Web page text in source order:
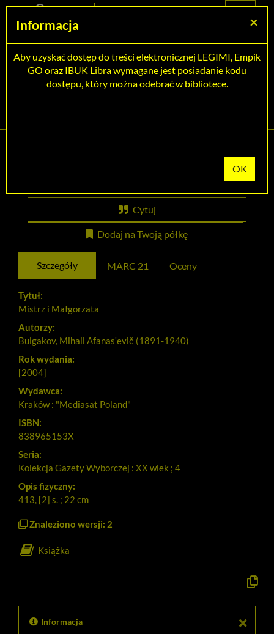
główne
główna
strona
główna
Menu
Wszystkie pola
Rozszerzone
Tytuł pozycji:
Cytuj
Dodaj na Twoją półkę
Szczegóły MARC 21 Oceny
Tytuł:
Mistrz i Małgorzata
Autorzy:
Bulgakov, Mihail Afanasʹevič (1891-1940)
Rok wydania:
[2004]
Wydawca:
Kraków : "Mediasat Poland"
ISBN:
838965153X
Seria:
Kolekcja Gazety Wyborczej : XX wiek ; 4
Opis fizyczny:
413, [2] s. ; 22 cm
Znaleziono wersji: 2
Książka
Kopiuj
do
Informacja
×
Informacja
Aby uzyskać dostęp do treści elektronicznej LEGIMI, Empik
GO oraz IBUK Libra wymagane jest posiadanie kodu
dostępu, który można odebrać w bibliotece.